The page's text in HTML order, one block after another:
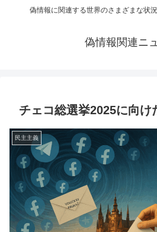
偽情報に関連する世界のさまざまな状
偽情報関連ニ
チェコ総選挙2025に向け
民主主義